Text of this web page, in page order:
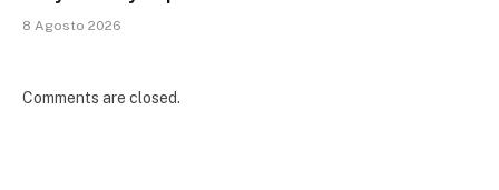
8 Agosto 2026
Comments are closed.